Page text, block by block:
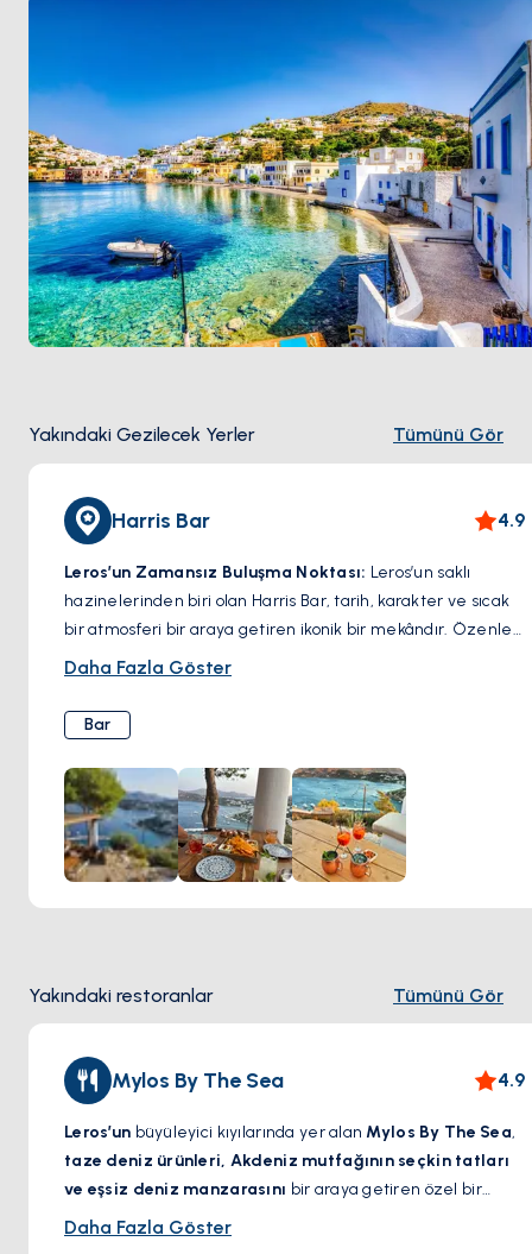
Yakındaki Gezilecek Yerler Tümünü Gör
Harris Bar 4.9
Leros’un Zamansız Buluşma Noktası: Leros’un saklı
hazinelerinden biri olan Harris Bar, tarih, karakter ve sıcak
bir atmosferi bir araya getiren ikonik bir mekândır. Özenle
hazırlanmış kokteylleri ve samimi ortamıyla tanınan bu bar,
olmuştur. İmza içeceklerinizi yudumlarken, arkadaşlarınızla
keyifli bir akşam geçirirken veya mekânın büyüleyici
atmosferine kapılırken, Harris Bar, Leros’un otantik ruhunu
en iyi yansıtan adreslerden biridir. Adanın hareketli gece
hayatını keşfetmek isteyenler için mutlaka ziyaret edilmesi
gereken bir nokta.
Daha Fazla Göster
Bar
Yakındaki restoranlar Tümünü Gör
Mylos By The Sea 4.9
Leros’un büyüleyici kıyılarında yer alan Mylos By The Sea,
taze deniz ürünleri, Akdeniz mutfağının seçkin tatları
ve eşsiz deniz manzarasını bir araya getiren özel bir
restoran. Özenle restore edilmiş tarihi bir yel
Daha Fazla Göster